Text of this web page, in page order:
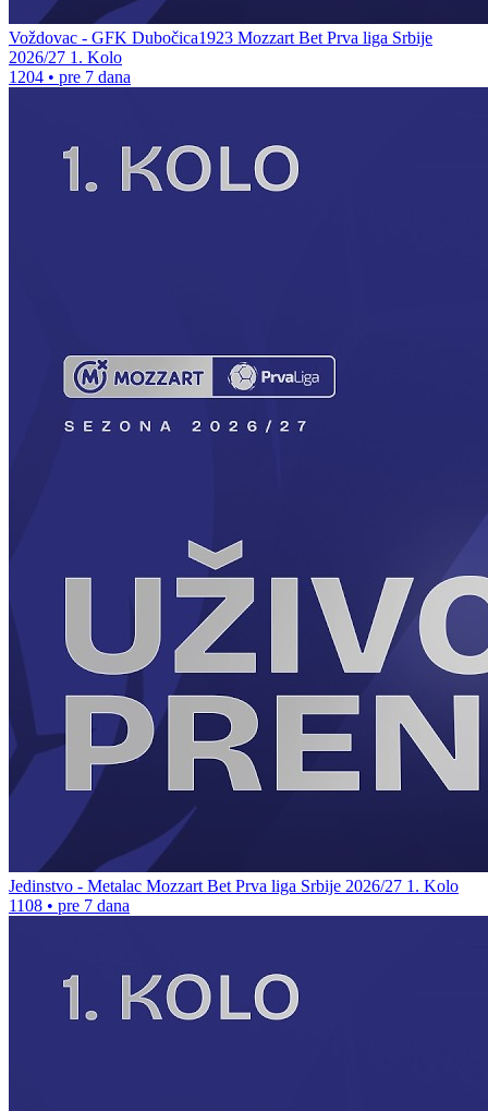
Voždovac - GFK Dubočica1923 Mozzart Bet Prva liga Srbije
2026/27 1. Kolo
1204 • pre 7 dana
Jedinstvo - Metalac Mozzart Bet Prva liga Srbije 2026/27 1. Kolo
1108 • pre 7 dana